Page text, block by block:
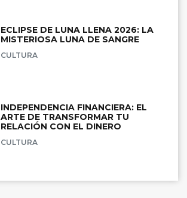
ECLIPSE DE LUNA LLENA 2026: LA
MISTERIOSA LUNA DE SANGRE
CULTURA
INDEPENDENCIA FINANCIERA: EL
ARTE DE TRANSFORMAR TU
RELACIÓN CON EL DINERO
CULTURA